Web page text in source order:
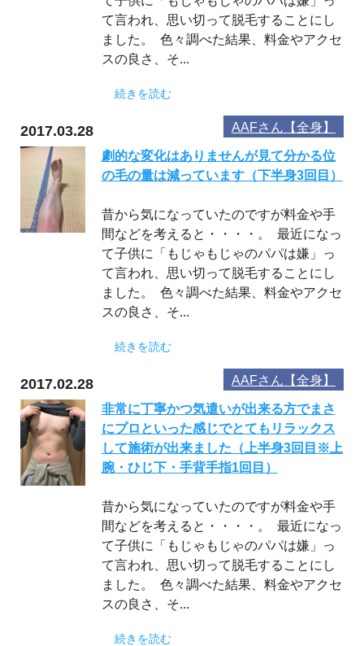
て言われ、思い切って脱毛することにし
ました。 色々調べた結果、料金やアクセ
スの良さ、そ...
続きを読む
2017.03.28 AAFさん【全身】
劇的な変化はありませんが見て分かる位
の毛の量は減っています（下半身3回目）
昔から気になっていたのですが料金や手
間などを考えると・・・・。 最近になっ
て子供に「もじゃもじゃのパパは嫌」っ
て言われ、思い切って脱毛することにし
ました。 色々調べた結果、料金やアクセ
スの良さ、そ...
続きを読む
2017.02.28 AAFさん【全身】
非常に丁寧かつ気遣いが出来る方でまさ
にプロといった感じでとてもリラックス
して施術が出来ました（上半身3回目※上
腕・ひじ下・手背手指1回目）
昔から気になっていたのですが料金や手
間などを考えると・・・・。 最近になっ
て子供に「もじゃもじゃのパパは嫌」っ
て言われ、思い切って脱毛することにし
ました。 色々調べた結果、料金やアクセ
スの良さ、そ...
続きを読む